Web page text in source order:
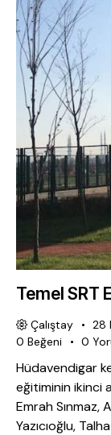
Temel SRT
Çalıştay 28
0 Beğeni 0
Hüdavendigar
eğitiminin ikinci
Emrah Sınmaz,
Yazıcıoğlu, Talha